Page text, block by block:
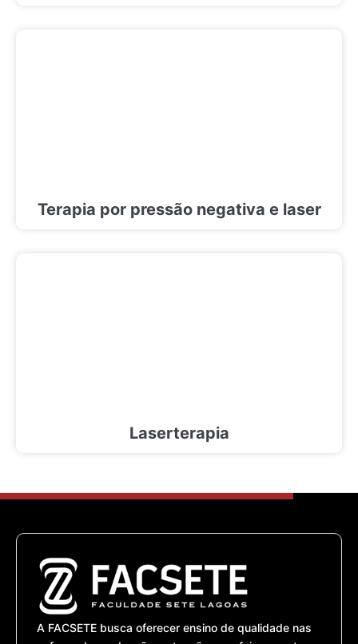
Terapia por pressão negativa e laser
Laserterapia
A FACSETE busca oferecer ensino de qualidade nas